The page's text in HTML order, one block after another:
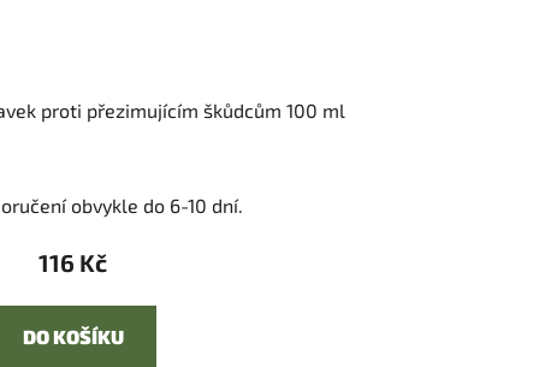
proti přezimujícím škůdcům 100 ml
obvykle do 6-10 dní.
116 Kč
DO KOŠÍKU